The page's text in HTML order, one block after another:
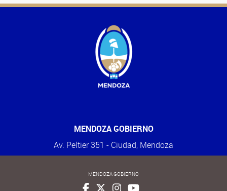
MENDOZA GOBIERNO
Av. Peltier 351 - Ciudad, Mendoza
MENDOZA GOBIERNO